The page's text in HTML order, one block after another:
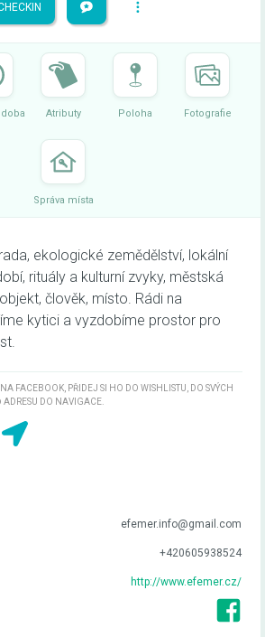
Atributy Poloha Fotografie
Správa místa
ekologické zemědělství, lokální
rituály a kulturní zvyky, městská
člověk, místo. Rádi na
kytici a vyzdobíme prostor pro
FACEBOOK, PŘIDEJ SI HO DO WISHLISTU, DO SVÝCH
DO NAVIGACE.
efemer.info@gmail.com
+420605938524
http://www.efemer.cz/